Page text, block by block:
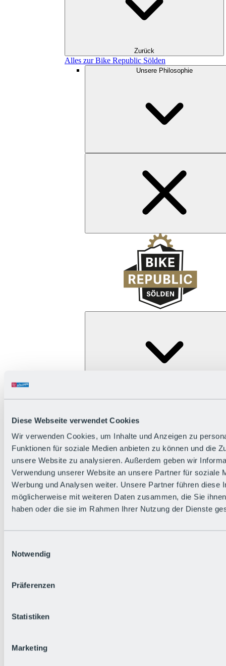
Diese Webseite verwendet Cookies
Wir verwenden Cookies, um Inhalte und Anzeigen zu
Funktionen für soziale Medien anbieten zu können und die
unsere Website zu analysieren. Außerdem geben wir
Verwendung unserer Website an unsere Partner für soziale
Werbung und Analysen weiter. Unsere Partner führen diese
möglicherweise mit weiteren Daten zusammen, die Sie
haben oder die sie im Rahmen Ihrer Nutzung der Dienste
Notwendig
Präferenzen
Statistiken
Marketing
Zurück
Alles zur Bike Republic Sölden
Unsere Philosophie
Bürger:in werden
Bikepark-Rules
Bikepark-Partnerschaften
Nachhaltigkeit in der BRS
Bikepark & Tickets